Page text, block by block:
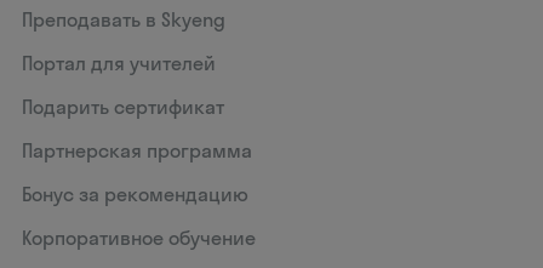
Преподавать в Skyeng
Портал для учителей
Подарить сертификат
Партнерская программа
Бонус за рекомендацию
Корпоративное обучение